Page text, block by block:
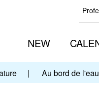
NEW
| Au bord de l'eau